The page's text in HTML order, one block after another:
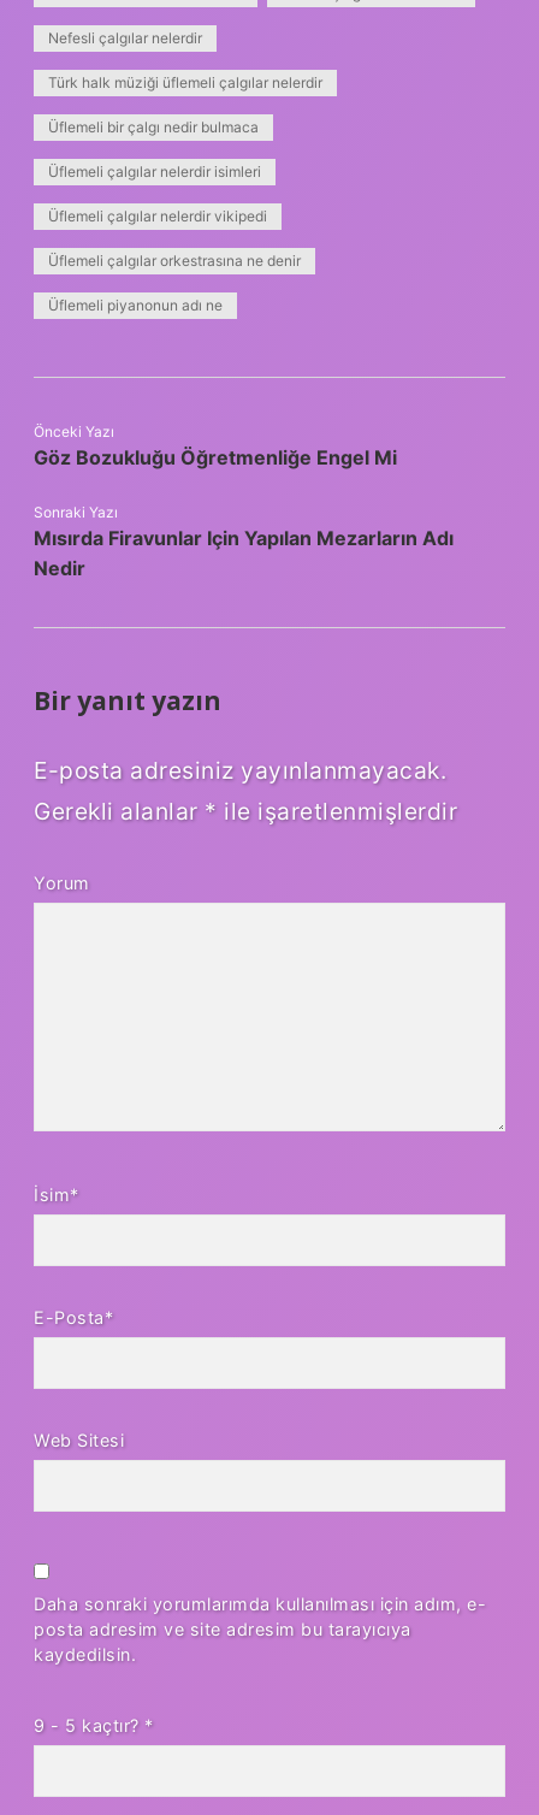
Nefesli çalgılar nelerdir
Türk halk müziği üflemeli çalgılar nelerdir
Üflemeli bir çalgı nedir bulmaca
Üflemeli çalgılar nelerdir isimleri
Üflemeli çalgılar nelerdir vikipedi
Üflemeli çalgılar orkestrasına ne denir
Üflemeli piyanonun adı ne
Önceki Yazı
Göz Bozukluğu Öğretmenliğe Engel Mi
Sonraki Yazı
Mısırda Firavunlar Için Yapılan Mezarların Adı
Nedir
Bir yanıt yazın
E-posta adresiniz yayınlanmayacak.
Gerekli alanlar * ile işaretlenmişlerdir
Yorum
İsim*
E-Posta*
Web Sitesi
Daha sonraki yorumlarımda kullanılması için adım, e-
posta adresim ve site adresim bu tarayıcıya
kaydedilsin.
9 - 5 kaçtır? *